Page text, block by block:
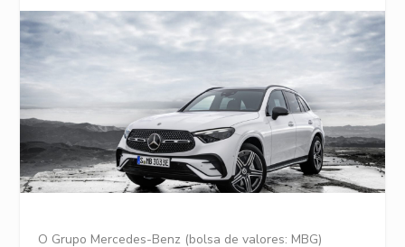
O Grupo Mercedes-Benz (bolsa de valores: MBG)